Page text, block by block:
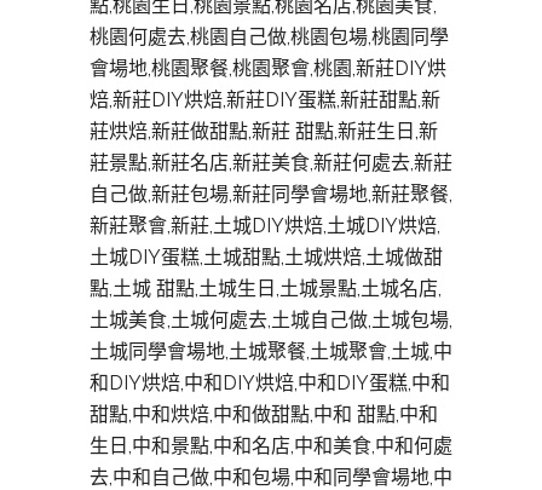
點,桃園生日,桃園景點,桃園名店,桃園美食,
桃園何處去,桃園自己做,桃園包場,桃園同學
會場地,桃園聚餐,桃園聚會,桃園,新莊DIY烘
焙,新莊DIY烘焙,新莊DIY蛋糕,新莊甜點,新
莊烘焙,新莊做甜點,新莊 甜點,新莊生日,新
莊景點,新莊名店,新莊美食,新莊何處去,新莊
自己做,新莊包場,新莊同學會場地,新莊聚餐,
新莊聚會,新莊,土城DIY烘焙,土城DIY烘焙,
土城DIY蛋糕,土城甜點,土城烘焙,土城做甜
點,土城 甜點,土城生日,土城景點,土城名店,
土城美食,土城何處去,土城自己做,土城包場,
土城同學會場地,土城聚餐,土城聚會,土城,中
和DIY烘焙,中和DIY烘焙,中和DIY蛋糕,中和
甜點,中和烘焙,中和做甜點,中和 甜點,中和
生日,中和景點,中和名店,中和美食,中和何處
去,中和自己做,中和包場,中和同學會場地,中